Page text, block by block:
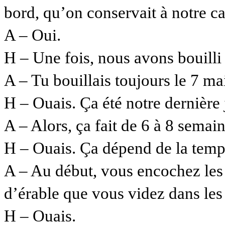
bord, qu’on conservait à notre
A – Oui.
H – Une fois, nous avons bouilli
A – Tu bouillais toujours le 7
H – Ouais. Ça été notre
A – Alors, ça fait de 6 à 8
H – Ouais. Ça dépend de la
A – Au début, vous encochez
d’érable que vous videz dans
H – Ouais.